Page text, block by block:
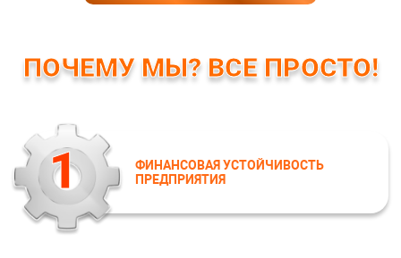
ПОЧЕМУ МЫ? ВСЕ ПРОСТО!
ФИНАНСОВАЯ УСТОЙЧИВОСТЬ
ПРЕДПРИЯТИЯ
1